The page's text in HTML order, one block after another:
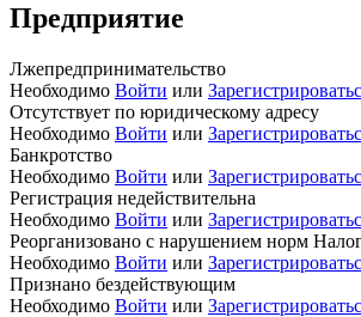
Предприятие
Лжепредпринимательство
Необходимо Войти или
Отсутствует по юридическому адресу
Необходимо Войти или
Банкротство
Необходимо Войти или
Регистрация недействительна
Необходимо Войти или
Реорганизовано с нарушением норм
Необходимо Войти или
Признано бездействующим
Необходимо Войти или